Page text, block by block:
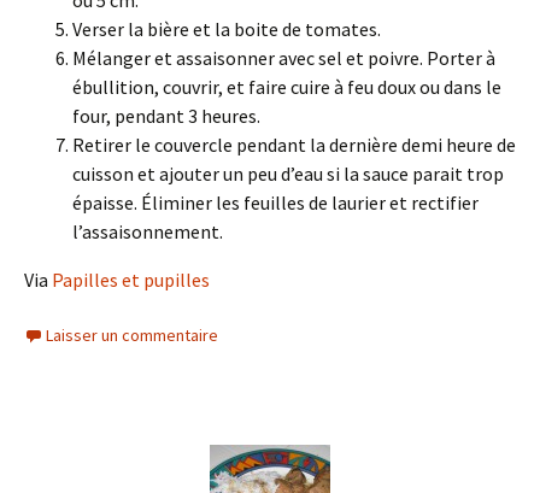
Verser la bière et la boite de tomates.
Mélanger et assaisonner avec sel et poivre. Porter à
ébullition, couvrir, et faire cuire à feu doux ou dans le
four, pendant 3 heures.
Retirer le couvercle pendant la dernière demi heure de
cuisson et ajouter un peu d’eau si la sauce parait trop
épaisse. Éliminer les feuilles de laurier et rectifier
l’assaisonnement.
Via Papilles et pupilles
Laisser un commentaire